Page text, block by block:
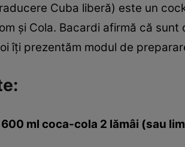
Cuba liberă) este un
şi Cola. Bacardi afirmă că
îţi prezentăm modul de
ml coca-cola 2 lămâi (sau